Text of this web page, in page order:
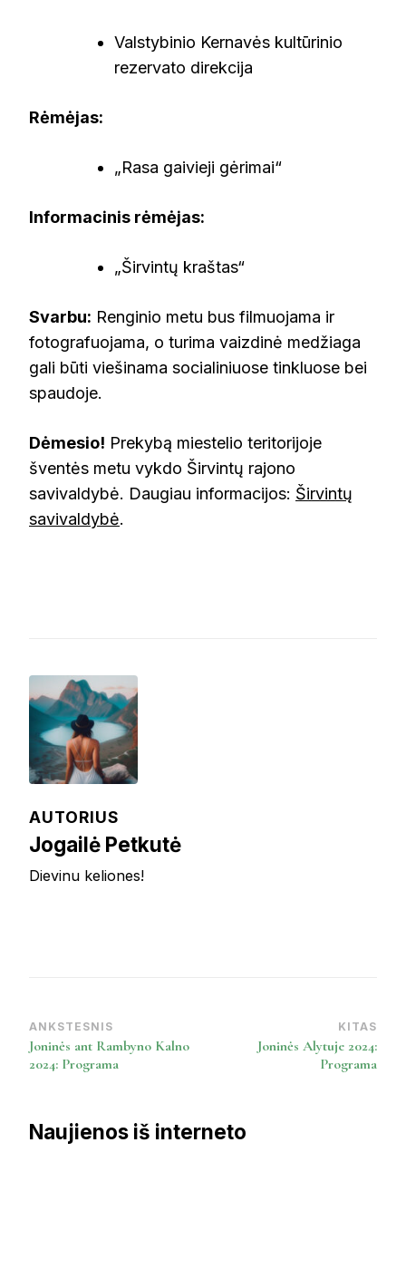
Valstybinio Kernavės kultūrinio
rezervato direkcija
Rėmėjas:
„Rasa gaivieji gėrimai“
Informacinis rėmėjas:
„Širvintų kraštas“
Svarbu: Renginio metu bus filmuojama ir
fotografuojama, o turima vaizdinė medžiaga
gali būti viešinama socialiniuose tinkluose bei
spaudoje.
Dėmesio! Prekybą miestelio teritorijoje
šventės metu vykdo Širvintų rajono
savivaldybė. Daugiau informacijos: Širvintų
savivaldybė.
AUTORIUS
Jogailė Petkutė
Dievinu keliones!
Post
Navigation
ANKSTESNIS
Joninės ant Rambyno Kalno
2024: Programa
KITAS
Joninės Alytuje 2024:
Programa
Naujienos iš interneto